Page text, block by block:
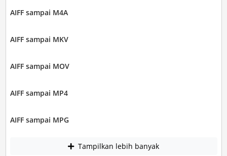
AIFF sampai M4A
AIFF sampai MKV
AIFF sampai MOV
AIFF sampai MP4
AIFF sampai MPG
Tampilkan lebih banyak